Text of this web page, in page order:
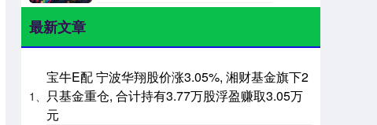
最新文章
1、
宝牛E配 宁波华翔股价涨3.05%, 湘财基金旗下2
只基金重仓, 合计持有3.77万股浮盈赚取3.05万
元